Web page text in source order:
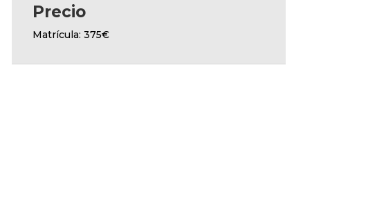
Precio
Matrícula: 375€